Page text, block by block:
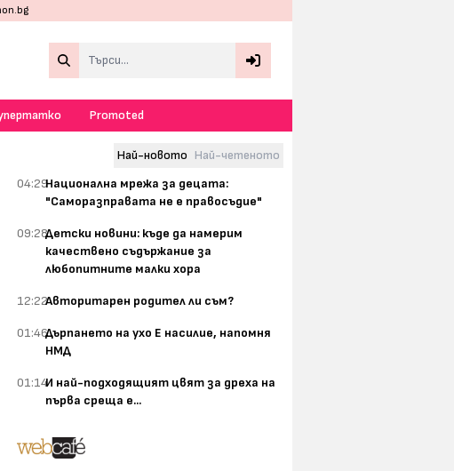
Promoted
Най-новото Най-четеното
04:29Национална мрежа за децата:
"Саморазправата не е правосъдие"
09:28Детски новини: къде да намерим
качествено съдържание за
любопитните малки хора
12:22Авторитарен родител ли съм?
01:46Дърпането на ухо Е насилие, напомня
НМД
01:14И най-подходящият цвят за дреха на
първа среща е...